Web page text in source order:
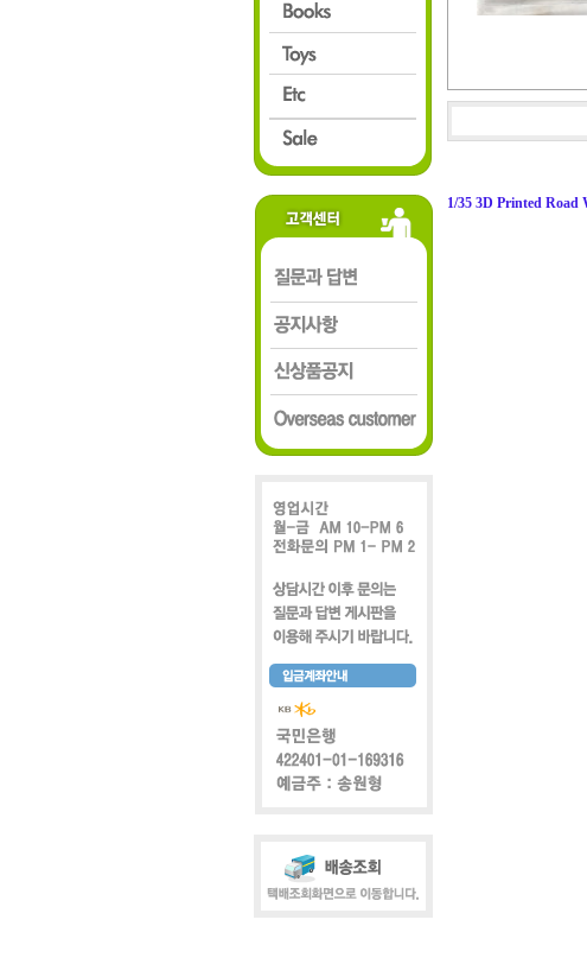
1/35 3D Printed Road